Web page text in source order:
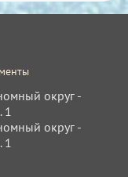
округ -
1
округ -
1